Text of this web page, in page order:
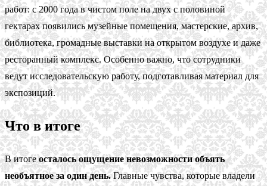
работ: с 2000 года в чистом поле на двух с половиной
гектарах появились музейные помещения, мастерские, архив,
библиотека, громадные выставки на открытом воздухе и даже
ресторанный комплекс. Особенно важно, что сотрудники
ведут исследовательскую работу, подготавливая материал для
экспозиций.
Что в итоге
В итоге осталось ощущение невозможности объять
необъятное за один день.Главные чувства, которые владели